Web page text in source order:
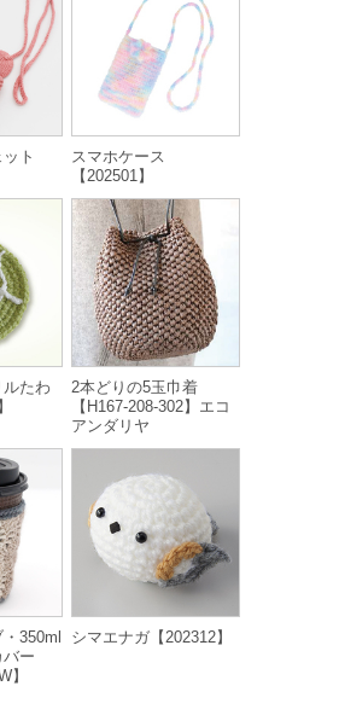
ト
スマホケース
【202501】
たわ
2本どりの5玉巾着
【H167-208-302】エコ
アンダリヤ
350ml
ー
】
シマエナガ【202312】